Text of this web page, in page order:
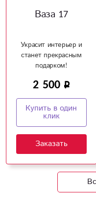
Ваза 17
Украсит интерьер и
станет прекрасным
подарком!
2 500
Купить в один
клик
Заказать